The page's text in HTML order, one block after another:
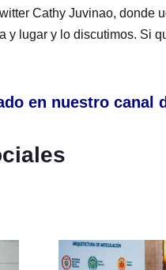
Cathy Juvinao, donde
y lugar y lo discutimos. Si
en nuestro canal